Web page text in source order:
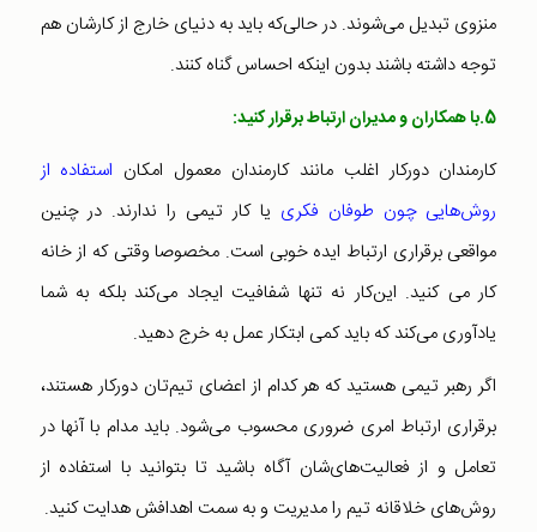
منزوی تبدیل می‌شوند. در حالی‌که باید به دنیای خارج از کارشان هم
توجه داشته باشند بدون اینکه احساس گناه کنند.
5.با همکاران و مدیران ارتباط برقرار کنید:
کارمندان دورکار اغلب مانند کارمندان معمول امکان استفاده از
روش‌هایی چون طوفان فکری یا کار تیمی را ندارند. در چنین
مواقعی برقراری ارتباط ایده خوبی است. مخصوصا وقتی که از خانه
کار می کنید. این‌کار نه تنها شفافیت ایجاد می‌کند بلکه به شما
یادآوری می‌کند که باید کمی ابتکار عمل به خرج دهید.
اگر رهبر تیمی هستید که هر کدام از اعضای تیم‌تان دورکار هستند،
برقراری ارتباط امری ضروری محسوب می‌شود. باید مدام با آنها در
تعامل و از فعالیت‌های‌شان آگاه باشید تا بتوانید با استفاده از
روش‌های خلاقانه تیم را مدیریت و به سمت اهدافش هدایت کنید.